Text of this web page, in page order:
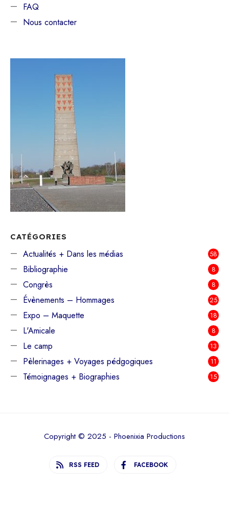
FAQ
Nous contacter
CATÉGORIES
Actualités + Dans les médias 58
Bibliographie 8
Congrès 8
Évènements – Hommages 25
Expo – Maquette 18
L'Amicale 8
Le camp 13
Pèlerinages + Voyages pédgogiques 11
Témoignages + Biographies 15
Copyright © 2025 - Phoenixia Productions
RSS FEED FACEBOOK